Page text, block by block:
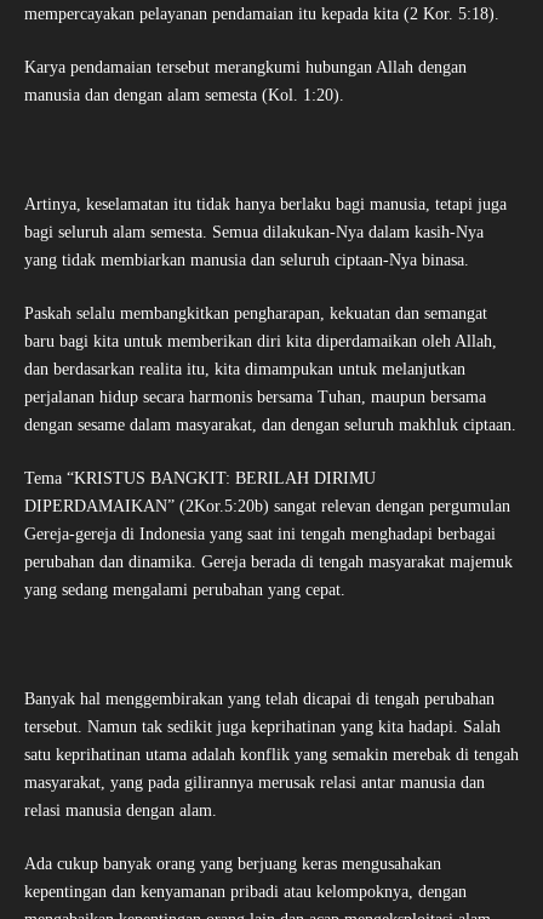
mempercayakan pelayanan pendamaian itu kepada kita (2 Kor. 5:18).
Karya pendamaian tersebut merangkumi hubungan Allah dengan
manusia dan dengan alam semesta (Kol. 1:20).
Artinya, keselamatan itu tidak hanya berlaku bagi manusia, tetapi juga
bagi seluruh alam semesta. Semua dilakukan-Nya dalam kasih-Nya
yang tidak membiarkan manusia dan seluruh ciptaan-Nya binasa.
Paskah selalu membangkitkan pengharapan, kekuatan dan semangat
baru bagi kita untuk memberikan diri kita diperdamaikan oleh Allah,
dan berdasarkan realita itu, kita dimampukan untuk melanjutkan
perjalanan hidup secara harmonis bersama Tuhan, maupun bersama
dengan sesame dalam masyarakat, dan dengan seluruh makhluk ciptaan.
Tema “KRISTUS BANGKIT: BERILAH DIRIMU
DIPERDAMAIKAN” (2Kor.5:20b) sangat relevan dengan pergumulan
Gereja-gereja di Indonesia yang saat ini tengah menghadapi berbagai
perubahan dan dinamika. Gereja berada di tengah masyarakat majemuk
yang sedang mengalami perubahan yang cepat.
Banyak hal menggembirakan yang telah dicapai di tengah perubahan
tersebut. Namun tak sedikit juga keprihatinan yang kita hadapi. Salah
satu keprihatinan utama adalah konflik yang semakin merebak di tengah
masyarakat, yang pada gilirannya merusak relasi antar manusia dan
relasi manusia dengan alam.
Ada cukup banyak orang yang berjuang keras mengusahakan
kepentingan dan kenyamanan pribadi atau kelompoknya, dengan